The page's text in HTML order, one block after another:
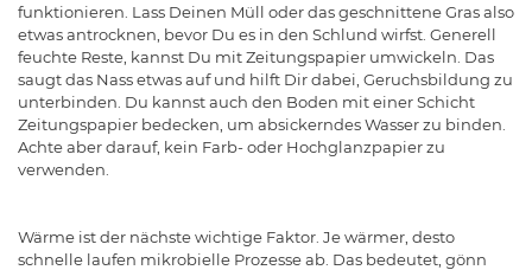
funktionieren. Lass Deinen Müll oder das geschnittene Gras also
etwas antrocknen, bevor Du es in den Schlund wirfst. Generell
feuchte Reste, kannst Du mit Zeitungspapier umwickeln. Das
saugt das Nass etwas auf und hilft Dir dabei, Geruchsbildung zu
unterbinden. Du kannst auch den Boden mit einer Schicht
Zeitungspapier bedecken, um absickerndes Wasser zu binden.
Achte aber darauf, kein Farb- oder Hochglanzpapier zu
verwenden.
Wärme ist der nächste wichtige Faktor. Je wärmer, desto
schnelle laufen mikrobielle Prozesse ab. Das bedeutet, gönn